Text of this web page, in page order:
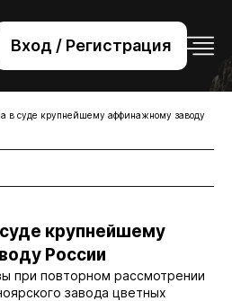
Вход / Регистрация
221-76-32
в суде крупнейшему аффинажному заводу
крупнейшему
России
при повторном рассмотрении
завода цветных